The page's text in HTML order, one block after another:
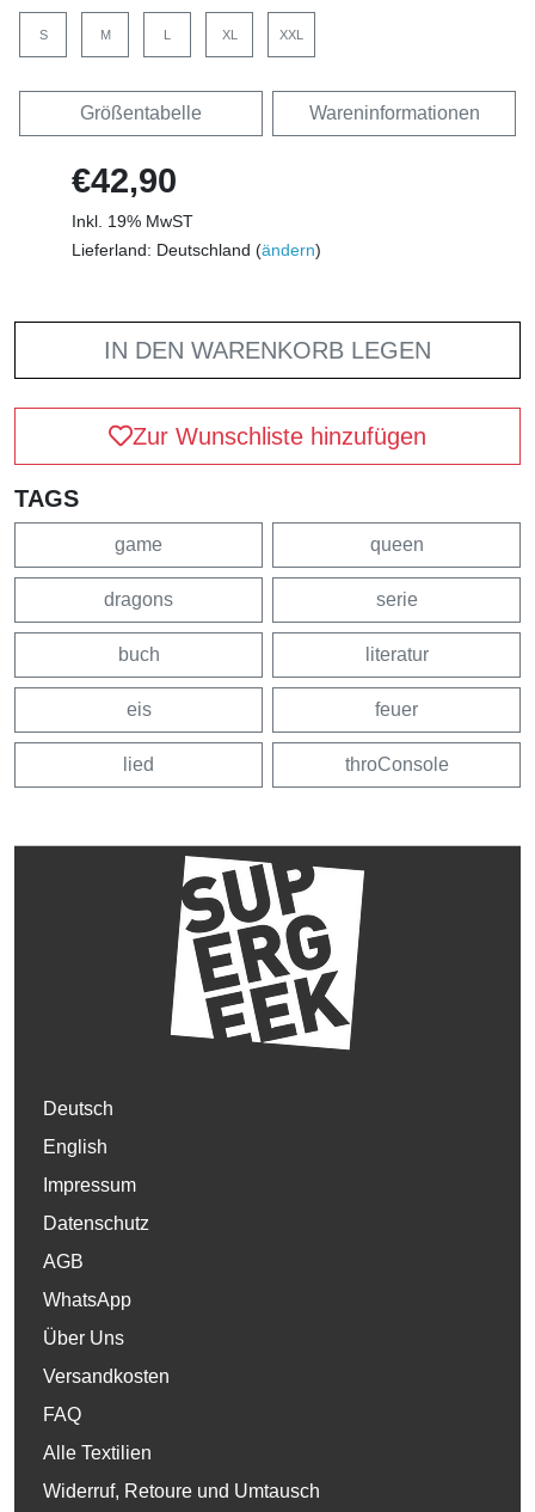
S M XL XXL
Größentabelle Wareninformationen
€42,90
Inkl. 19% MwST
Lieferland: Deutschland (ändern)
IN DEN WARENKORB LEGEN
Zur Wunschliste hinzufügen
TAGS
game queen
dragons serie
buch literatur
eis feuer
lied throConsole
Deutsch
English
Impressum
Datenschutz
AGB
WhatsApp
Über Uns
Versandkosten
FAQ
Alle Textilien
Widerruf, Retoure und Umtausch